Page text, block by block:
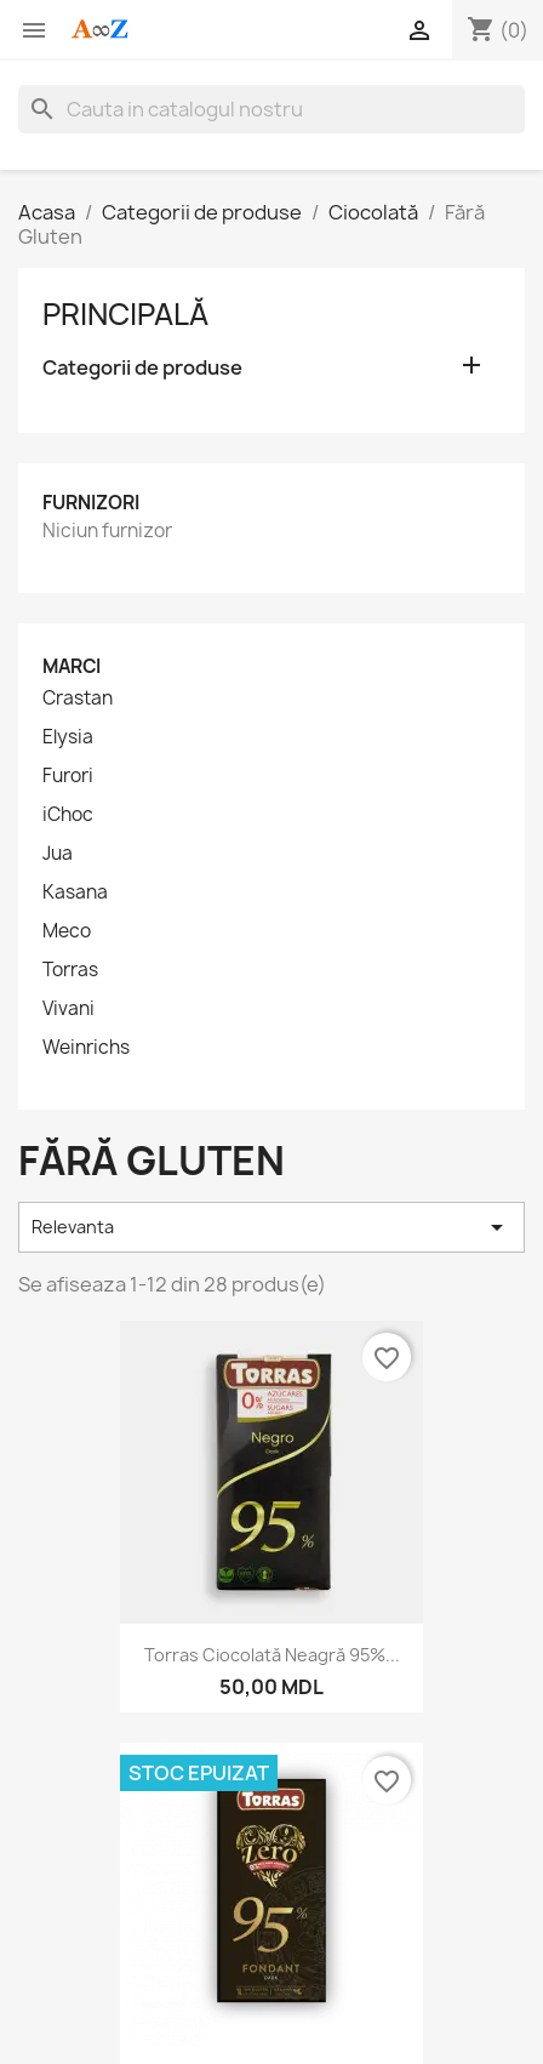
 shopping_cart (0)

search
Acasa Categorii de produse Ciocolată
Fără
Gluten
PRINCIPALĂ
Categorii de produse 
FURNIZORI
Niciun furnizor
MARCI
Crastan
Elysia
Furori
iChoc
Jua
Kasana
Meco
Torras
Vivani
Weinrichs
FĂRĂ GLUTEN
Relevanta 
Se afiseaza 1-12 din 28 produs(e)
Torras Ciocolată Neagră 95%...
50,00 MDL
favorite_border
STOC EPUIZAT favorite_border